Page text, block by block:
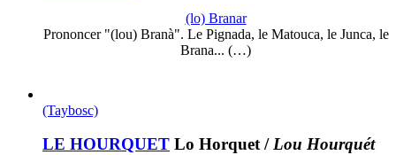
(lo) Branar
Prononcer "(lou) Branà". Le Pignada, le Matouca, le Junca, le
Brana... (…)
(Taybosc)
LE HOURQUET Lo Horquet/Lou Hourquét